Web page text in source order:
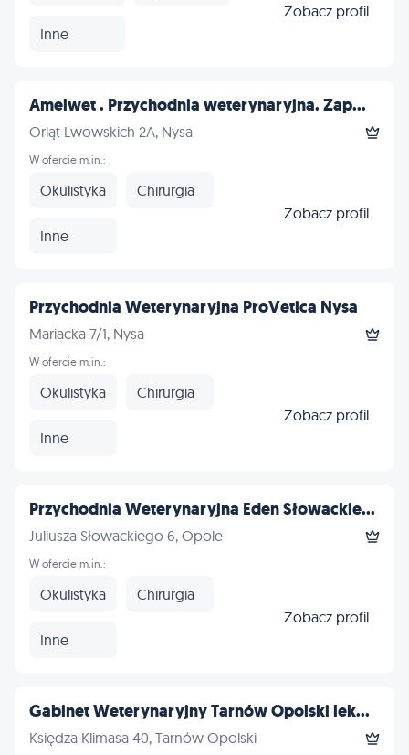
Inne
Zobacz profil
Amelwet . Przychodnia weterynaryjna. Zap...
Orląt Lwowskich 2A, Nysa
W ofercie m.in.:
Okulistyka Chirurgia
Inne
Zobacz profil
Przychodnia Weterynaryjna ProVetica Nysa
Mariacka 7/1, Nysa
W ofercie m.in.:
Okulistyka Chirurgia
Inne
Zobacz profil
Przychodnia Weterynaryjna Eden Słowackie...
Juliusza Słowackiego 6, Opole
W ofercie m.in.:
Okulistyka Chirurgia
Inne
Zobacz profil
Gabinet Weterynaryjny Tarnów Opolski lek...
Księdza Klimasa 40, Tarnów Opolski